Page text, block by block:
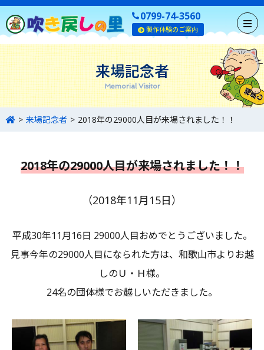
0799-74-3560
製作体験のご案内
来場記念者
Memorial Visitor
来場記念者 2018年の29000人目が来場されました！！
2018年の29000人目が来場されました！！
（2018年11月15日）
平成30年11月16日 29000人目おめでとうございました。
見事今年の29000人目になられた方は、和歌山市よりお越
しのＵ・Ｈ様。
24名の団体様でお越しいただきました。